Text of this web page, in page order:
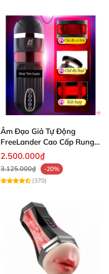
Âm Đạo Giả Tự Động
FreeLander Cao Cấp Rung
Thụt Co Bóp Cực Mạnh
2.500.000₫
3.125.000₫
-20%
(370)